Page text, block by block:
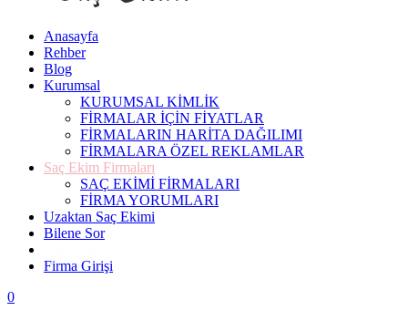
Anasayfa
Rehber
Blog
Kurumsal
KURUMSAL KİMLİK
FİRMALAR İÇİN FİYATLAR
FİRMALARIN HARİTA DAĞILIMI
FİRMALARA ÖZEL REKLAMLAR
Saç Ekim Firmaları
SAÇ EKİMİ FİRMALARI
FİRMA YORUMLARI
Uzaktan Saç Ekimi
Bilene Sor
Firma Girişi
0